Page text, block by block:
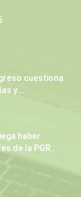
cuestiona
y...
haber
de la PGR...